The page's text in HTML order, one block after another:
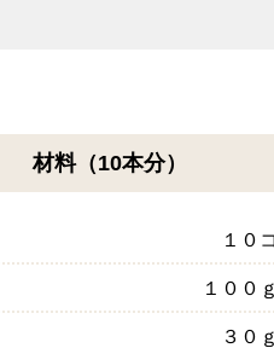
材料（10本分）
１０コ
１００ｇ
３０ｇ